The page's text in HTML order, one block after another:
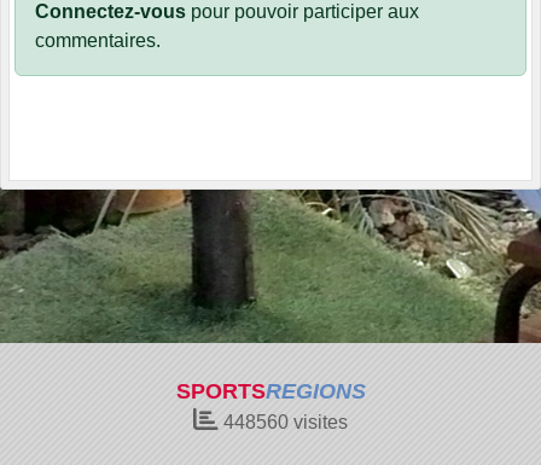
Connectez-vous pour pouvoir participer aux
commentaires.
SPORTSREGIONS
448560 visites